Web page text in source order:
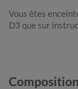
Vous êtes
D3 que sur
Composition